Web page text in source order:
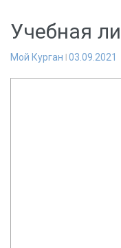
Учебная
Мой Курган 03.09.2021